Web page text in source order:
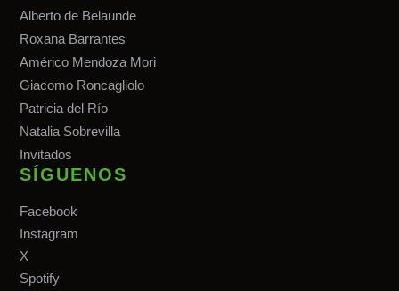
Alberto de Belaunde
Roxana Barrantes
Américo Mendoza Mori
Giacomo Roncagliolo
Patricia del Río
Natalia Sobrevilla
Invitados
SÍGUENOS
Facebook
Instagram
X
Spotify